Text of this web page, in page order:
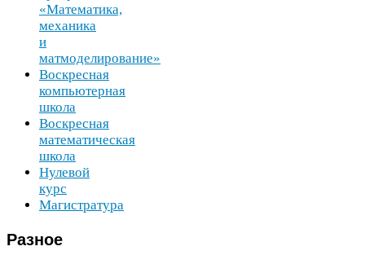
«Математика,
механика
и
матмоделирование»
Воскресная
компьютерная
школа
Воскресная
математическая
школа
Нулевой
курс
Магистратура
Разное